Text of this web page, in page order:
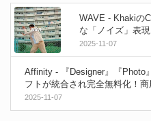
WAVE - Khakiの
な「ノイズ」表
グ映像も公開！
2025-11-07
Affinity - 『Designer』『Photo
フトが統合され完全無料化！
＆macOS！iPad版もリリース予
2025-11-07